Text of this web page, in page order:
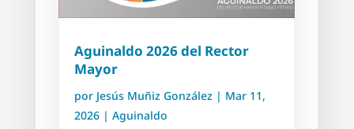
Aguinaldo 2026 del Rector
Mayor
por Jesús Muñiz González | Mar 11,
2026| Aguinaldo